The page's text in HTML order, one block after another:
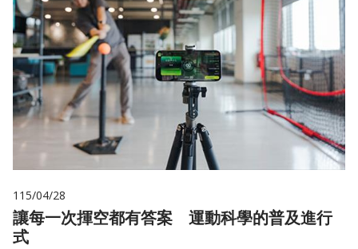
115/04/28
讓每一次揮空都有答案 運動科學的普及進行
式